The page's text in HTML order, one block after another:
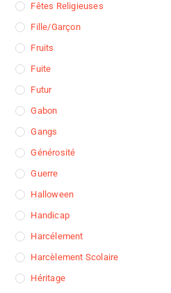
Fêtes Religieuses
Fille/garçon
Fruits
Fuite
Futur
Gabon
Gangs
Générosité
Guerre
Halloween
Handicap
Harcélement
Harcèlement Scolaire
Héritage